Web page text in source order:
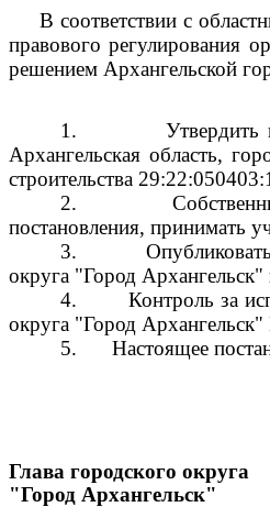
В соответствии с
правового регулирования
решением Архангельской
1.
Утвердить
Архангельская область,
строительства
2.
постановления, принимать
3.
округа "Город Архангельск"
4.
Контроль за
округа "Город
5.
Настоящее
Глава городского округа
"Город Архангельск"